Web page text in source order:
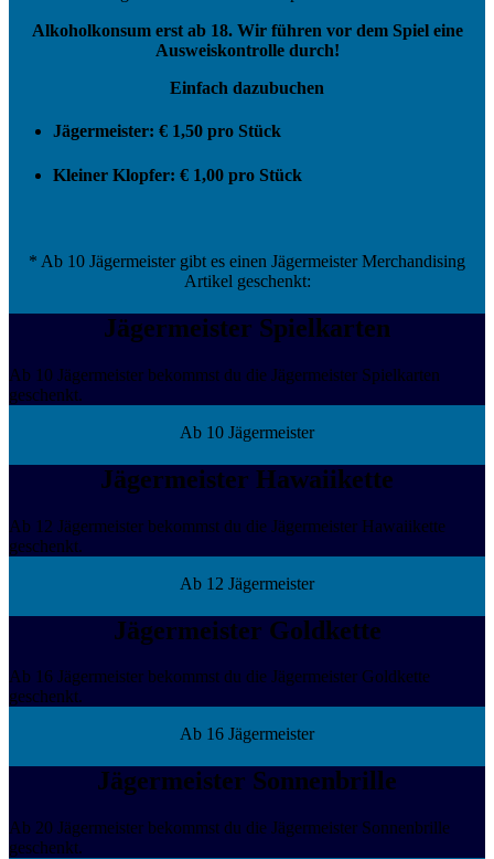
Alkoholkonsum erst ab 18. Wir führen vor dem Spiel eine
Ausweiskontrolle durch!
Einfach dazubuchen
Jägermeister: € 1,50 pro Stück
Kleiner Klopfer: € 1,00 pro Stück
* Ab 10 Jägermeister gibt es einen Jägermeister Merchandising
Artikel geschenkt:
Jägermeister Spielkarten
Ab 10 Jägermeister bekommst du die Jägermeister Spielkarten
geschenkt.
Ab 10 Jägermeister
Jägermeister Hawaiikette
Ab 12 Jägermeister bekommst du die Jägermeister Hawaiikette
geschenkt.
Ab 12 Jägermeister
Jägermeister Goldkette
Ab 16 Jägermeister bekommst du die Jägermeister Goldkette
geschenkt.
Ab 16 Jägermeister
Jägermeister Sonnenbrille
Ab 20 Jägermeister bekommst du die Jägermeister Sonnenbrille
geschenkt.